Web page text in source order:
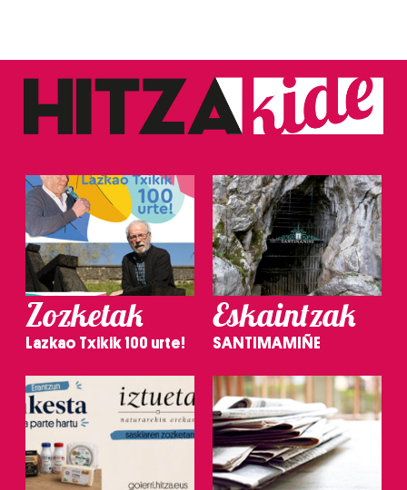
Zozketak
Lazkao Txikik 100 urte!
Eskaintzak
SANTIMAMIÑE